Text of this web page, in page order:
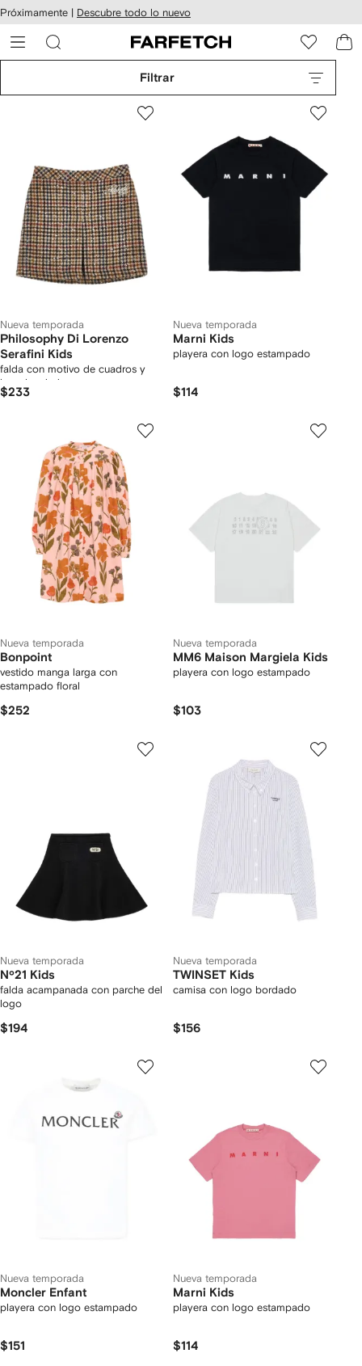
al
Próximamente | Descubre todo lo nuevo
Filtrar
Nueva temporada
Philosophy Di Lorenzo
Serafini Kids
falda con motivo de cuadros y
logo bordado
$233
Nueva temporada
Marni Kids
playera con logo estampado
$114
Nueva temporada
Bonpoint
vestido manga larga con
estampado floral
$252
Nueva temporada
MM6 Maison Margiela Kids
playera con logo estampado
$103
Nueva temporada
Nº21 Kids
falda acampanada con parche del
logo
$194
Nueva temporada
TWINSET Kids
camisa con logo bordado
$156
Nueva temporada
Moncler Enfant
playera con logo estampado
$151
Nueva temporada
Marni Kids
playera con logo estampado
$114